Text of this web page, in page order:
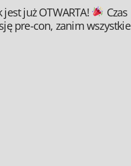
już OTWARTA!
Czas
pre-con, zanim wszystkie